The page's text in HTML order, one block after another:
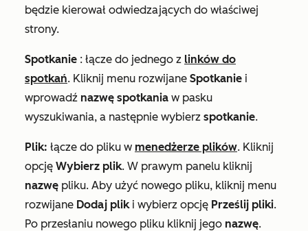
będzie kierował odwiedzających do właściwej
strony.
Spotkanie : łącze do jednego z linków do
spotkań. Kliknij menu rozwijane Spotkanie i
wprowadź nazwę spotkania w pasku
wyszukiwania, a następnie wybierz spotkanie.
Plik: łącze do pliku w menedżerze plików. Kliknij
opcję Wybierz plik. W prawym panelu kliknij
nazwę pliku. Aby użyć nowego pliku, kliknij menu
rozwijane Dodaj pliki wybierz opcję Prześlij pliki.
Po przesłaniu nowego pliku kliknij jego nazwę.